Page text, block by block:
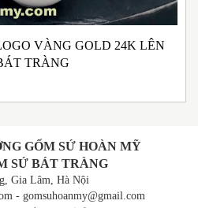
VÀNG GOLD 24K LÊN
TRÀNG
GỐM SỨ HOÀN MỸ
SỨ BÁT TRÀNG
Gia Lâm, Hà Nội
- gomsuhoanmy@gmail.com